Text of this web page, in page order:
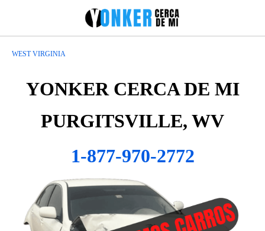
WEST VIRGINIA
YONKER CERCA DE MI
PURGITSVILLE, WV
1-877-970-2772